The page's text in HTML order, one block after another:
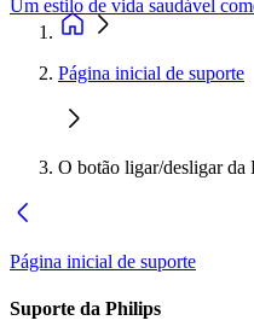
Página inicial de suporte
O botão ligar/desligar da
Página inicial de suporte
Suporte da Philips